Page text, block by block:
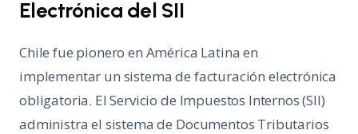
Electrónica del SII
Chile fue pionero en América Latina en
implementar un sistema de facturación electrónica
obligatoria. El Servicio de Impuestos Internos (SII)
administra el sistema de Documentos Tributarios